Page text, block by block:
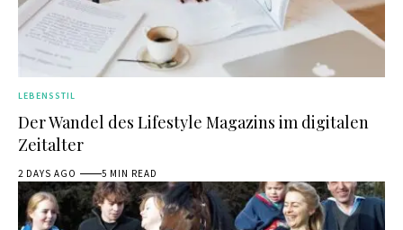
LEBENSSTIL
Der Wandel des Lifestyle Magazins im digitalen
Zeitalter
2 DAYS AGO 5 MIN READ